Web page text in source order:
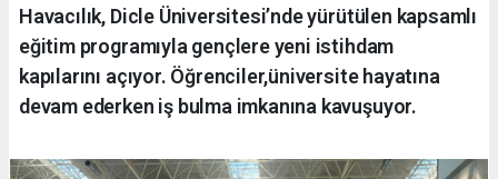
Havacılık, Dicle Üniversitesi’nde yürütülen kapsamlı
eğitim programıyla gençlere yeni istihdam
kapılarını açıyor. Öğrenciler,üniversite hayatına
devam ederken iş bulma imkanına kavuşuyor.